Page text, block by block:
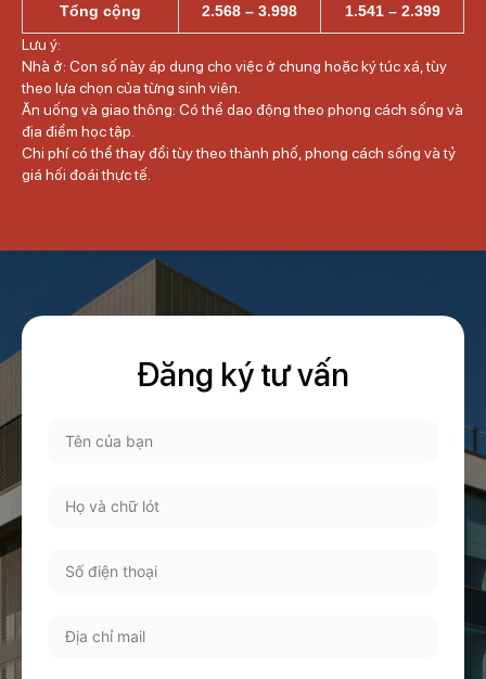
Tổng cộng 2.568 – 3.998
1.541 – 2.399
Lưu ý:
Nhà ở: Con số này áp dụng cho việc ở chung hoặc ký túc xá, tùy
theo lựa chọn của từng sinh viên.
Ăn uống và giao thông: Có thể dao động theo phong cách sống và
địa điểm học tập.
Chi phí có thể thay đổi tùy theo thành phố, phong cách sống và tỷ
giá hối đoái thực tế.
Đăng ký tư vấn